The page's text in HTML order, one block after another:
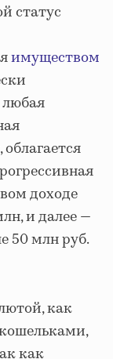
статус
имуществом
доходе
и далее —
50 млн руб.
как
как